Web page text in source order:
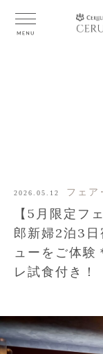
2026.05.12 フェア
【5月限定フ
郎新婦2泊3
ューをご体験
レ試食付き！